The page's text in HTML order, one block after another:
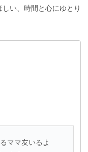
い、時間と心にゆとり
ママ友いるよ